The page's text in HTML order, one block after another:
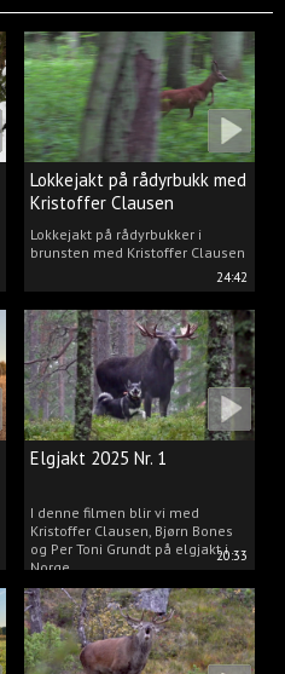
24:42
Lokkejakt på rådyrbukk med
Kristoffer Clausen
Lokkejakt på rådyrbukker i
brunsten med Kristoffer Clausen
20:33
Elgjakt 2025 Nr. 1
I denne filmen blir vi med
Kristoffer Clausen, Bjørn Bones
og Per Toni Grundt på elgjakt i
Norge.